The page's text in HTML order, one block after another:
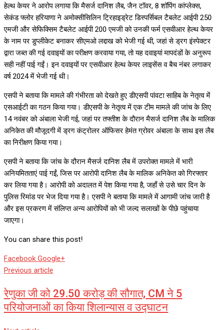
हेल्थ केयर ने आरोप लगाया कि मैसर्ज दानिश लैब, जैन टॉवर, 8 शॉपिंग कांप्लेक्स,
सेकंड फ्लोर हरियाणा ने अमोक्सीसिलिन ट्रिहाइड्रेट डिस्पर्सिबल टैबलेट आईपी 250
एमजी और सेफिक्सिम टैबलेट आईपी 200 एमजी को उनकी फर्म एसवीआर हेल्थ केयर
के नाम पर डुप्लीकेट बनाकर सीएमओ लद्दाख को भेजी गई थी, जहां से ड्रग इंस्पेक्टर
द्वारा जब्त की गई दवाइयों का परीक्षण करवाया गया, तो यह दवाइयां मापदंडों के अनुरूप
सही नहीं पाई गईं। इन दवाइयों पर एसवीआर हेल्थ केयर लाइसेंस व बैच नंबर लगाकर
वर्ष 2024 में भेजी गई थी।
एसपी ने बताया कि मामले की गंभीरता को देखते हुए डीएसपी पांवटा साहिब के नेतृत्व में
एसआईटी का गठन किया गया। डीएसपी के नेतृत्व में एक टीम मामले की जांच के लिए
14 नवंबर को अंबाला भेजी गई, जहां पर तफ्तीश के दौरान मैसर्ज दानिश लैब के मालिक
अनिकेत की मौजूदगी में ड्रग कंट्रोलर ऑफिसर हेमंत ग्रोवर अंबाला के साथ इस लैब
का निरीक्षण किया गया।
एसपी ने बताया कि जांच के दौरान मैसर्ज दानिश लैब में उपरोक्त मामले में भारी
अनियमितताएं पाई गईं, जिस पर आरोपी दानिश लैब के मालिक अनिकेत को गिरफ्तार
कर लिया गया है। आरोपी को अदालत में पेश किया गया है, जहाँ से उसे चार दिन के
पुलिस रिमांड पर भेज दिया गया है। एसपी ने बताया कि मामले में आगामी जांच जारी है
और इस प्रकरण में संलिप्त अन्य आरोपियों को भी जल्द सलाखों के पीछे पहुंचाया
जाएगा।
You can share this post!
Facebook Google+
Previous article
रेणुका जी को 29.50 करोड़ की सौगात, CM ने 5
परियोजनाओं का किया शिलान्यास व उद्घाटन